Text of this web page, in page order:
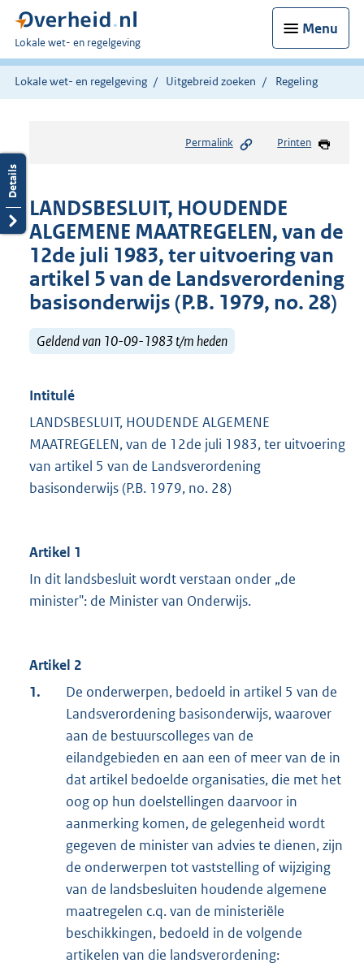
Menu
U
bent
hier:
Lokale wet- en regelgeving
Lokale wet- en regelgeving Uitgebreid zoeken Regeling
Permalink Printen
LANDSBESLUIT, HOUDENDE
ALGEMENE MAATREGELEN, van de
12de juli 1983, ter uitvoering van
artikel 5 van de Landsverordening
basisonderwijs (P.B. 1979, no. 28)
Geldend van 10-09-1983 t/m heden
Intitulé
LANDSBESLUIT, HOUDENDE ALGEMENE
MAATREGELEN, van de 12de juli 1983, ter uitvoering
van artikel 5 van de Landsverordening
basisonderwijs (P.B. 1979, no. 28)
Artikel 1
In dit landsbesluit wordt verstaan onder „de
minister": de Minister van Onderwijs.
Artikel 2
1.
De onderwerpen, bedoeld in artikel 5 van de
Landsverordening basisonderwijs, waarover
aan de bestuurscolleges van de
eilandgebieden en aan een of meer van de in
dat artikel bedoelde organisaties, die met het
oog op hun doelstellingen daarvoor in
aanmerking komen, de gelegenheid wordt
gegeven de minister van advies te dienen, zijn
de onderwerpen tot vaststelling of wijziging
van de landsbesluiten houdende algemene
maatregelen c.q. van de ministeriële
beschikkingen, bedoeld in de volgende
artikelen van die landsverordening: